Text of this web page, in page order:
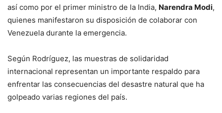
así como por el primer ministro de la India, Narendra Modi,
quienes manifestaron su disposición de colaborar con
Venezuela durante la emergencia.
Según Rodríguez, las muestras de solidaridad
internacional representan un importante respaldo para
enfrentar las consecuencias del desastre natural que ha
golpeado varias regiones del país.